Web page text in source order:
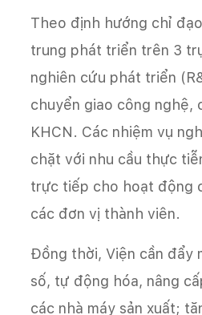
Theo định hướng chỉ
trung phát triển trên 3
nghiên cứu phát triển
chuyển giao công nghệ,
KHCN. Các nhiệm vụ
chặt với nhu cầu thực
trực tiếp cho hoạt động
các đơn vị thành viên.
Đồng thời, Viện cần đẩy
số, tự động hóa, nâng
các nhà máy sản xuất;